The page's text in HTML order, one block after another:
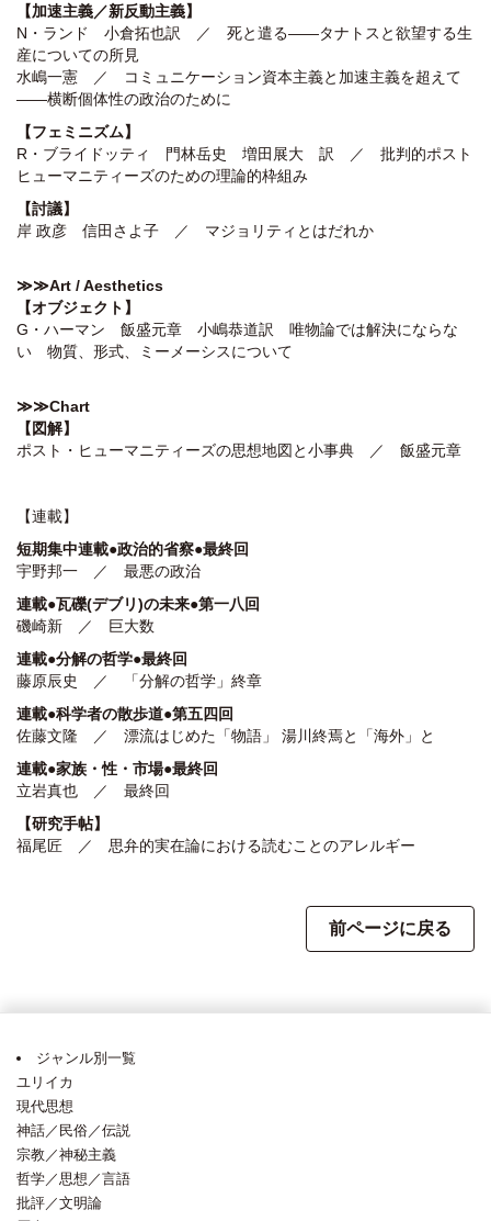
【加速主義／新反動主義】
N・ランド 小倉拓也訳 ／ 死と遣る――タナトスと欲望する生
産についての所見
水嶋一憲 ／ コミュニケーション資本主義と加速主義を超えて
――横断個体性の政治のために
【フェミニズム】
R・ブライドッティ 門林岳史 増田展大 訳 ／ 批判的ポスト
ヒューマニティーズのための理論的枠組み
【討議】
岸 政彦 信田さよ子 ／ マジョリティとはだれか
≫≫Art / Aesthetics
【オブジェクト】
G・ハーマン 飯盛元章 小嶋恭道訳 唯物論では解決にならな
い 物質、形式、ミーメーシスについて
≫≫Chart
【図解】
ポスト・ヒューマニティーズの思想地図と小事典 ／ 飯盛元章
【連載】
短期集中連載●政治的省察●最終回
宇野邦一 ／ 最悪の政治
連載●瓦礫(デブリ)の未来●第一八回
磯崎新 ／ 巨大数
連載●分解の哲学●最終回
藤原辰史 ／ 「分解の哲学」終章
連載●科学者の散歩道●第五四回
佐藤文隆 ／ 漂流はじめた「物語」 湯川終焉と「海外」と
連載●家族・性・市場●最終回
立岩真也 ／ 最終回
【研究手帖】
福尾匠 ／ 思弁的実在論における読むことのアレルギー
前ページに戻る
ジャンル別一覧
ユリイカ
現代思想
神話／民俗／伝説
宗教／神秘主義
哲学／思想／言語
批評／文明論